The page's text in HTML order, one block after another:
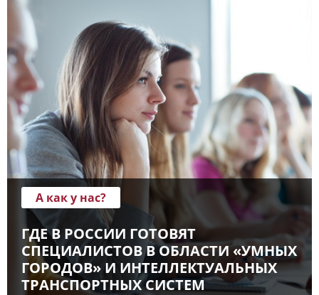
А как у нас?
ГДЕ В РОССИИ ГОТОВЯТ
СПЕЦИАЛИСТОВ В ОБЛАСТИ «УМНЫХ
ГОРОДОВ» И ИНТЕЛЛЕКТУАЛЬНЫХ
ТРАНСПОРТНЫХ СИСТЕМ